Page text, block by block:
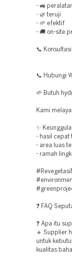
- 🚜
- 🌿 teruji
- 🌱 efektif
- 🚚 on-site
📞
📞 Hubungi
🌱 Butuh
Kami
✨
- hasil cepat
- area luas
- ramah
❓ FAQ
❓ Apa itu
🔹 Supplier
untuk
kualitas